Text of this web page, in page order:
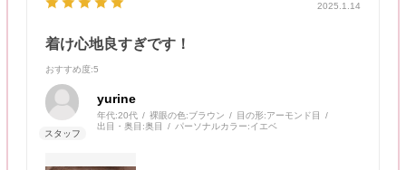
2025.1.14
着け心地良すぎです！
おすすめ度:5
yurine
年代:20代 裸眼の色:ブラウン 目の形:アーモンド目
出目・奥目:奥目 パーソナルカラー:イエベ